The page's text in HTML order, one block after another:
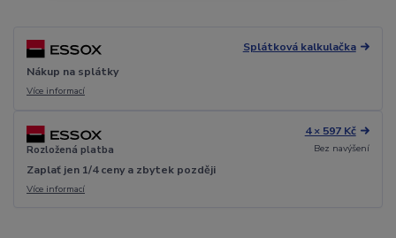
Splátková kalkulačka
Nákup na splátky
Více informací
Rozložená platba
4 × 597 Kč
Bez navýšení
Zaplať jen 1/4 ceny a zbytek později
Více informací